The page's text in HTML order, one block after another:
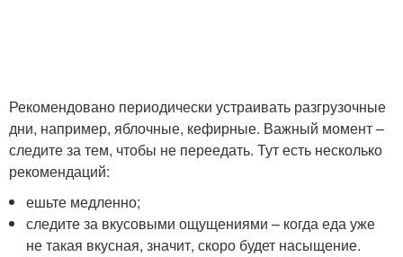
Рекомендовано периодически устраивать разгрузочные
дни, например, яблочные, кефирные. Важный момент –
следите за тем, чтобы не переедать. Тут есть несколько
рекомендаций:
ешьте медленно;
следите за вкусовыми ощущениями – когда еда уже
не такая вкусная, значит, скоро будет насыщение.